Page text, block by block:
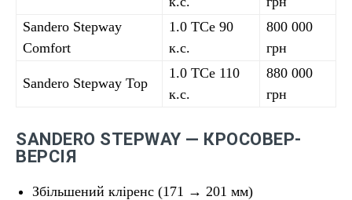
Sandero Stepway
Comfort
1.0 TCe 90
к.с.
800 000
грн
Sandero Stepway Top
1.0 TCe 110
к.с.
880 000
грн
SANDERO STEPWAY — КРОСОВЕР-
ВЕРСІЯ
Збільшений кліренс (171 → 201 мм)